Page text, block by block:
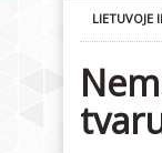
LIETUVOJE